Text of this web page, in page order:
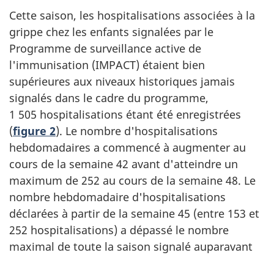
Cette saison, les hospitalisations associées à la
grippe chez les enfants signalées par le
Programme de surveillance active de
l'immunisation (IMPACT) étaient bien
supérieures aux niveaux historiques jamais
signalés dans le cadre du programme,
1 505 hospitalisations étant été enregistrées
(figure 2). Le nombre d'hospitalisations
hebdomadaires a commencé à augmenter au
cours de la semaine 42 avant d'atteindre un
maximum de 252 au cours de la semaine 48. Le
nombre hebdomadaire d'hospitalisations
déclarées à partir de la semaine 45 (entre 153 et
252 hospitalisations) a dépassé le nombre
maximal de toute la saison signalé auparavant